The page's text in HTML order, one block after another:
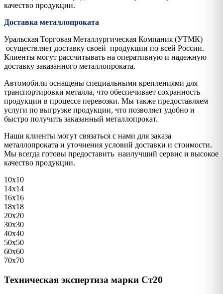
качество продукции.
Доставка металлопроката
Уральская Торговая Металлургическая Компания (УТМК)
осуществляет доставку своей продукции по всей России.
Клиенты могут рассчитывать на оперативную и надежную
доставку заказанного металлопроката.
Автомобили оснащены специальными креплениями для
транспортировки металла, что обеспечивает сохранность
продукции в процессе перевозки. Мы также предоставляем
услуги по выгрузке продукции, что позволяет удобно и
быстро получить заказанный металлопрокат.
Наши клиенты могут связаться с нами для заказа
металлопроката и уточнения условий доставки и стоимости.
Мы всегда готовы предоставить наилучший сервис и высокое
качество продукции.
10х10
14х14
16х16
18х18
20х20
30х30
40х40
50х50
60х60
70х70
Техническая экспертиза марки Ст20